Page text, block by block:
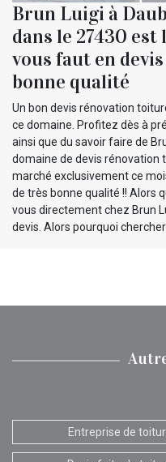
Brun Luigi à
dans le 27430
vous faut en
bonne qualité
Un bon devis rénovation
ce domaine. Profitez dès à
ainsi que du savoir faire de
domaine de devis rénovation
marché exclusivement ce
de très bonne qualité !! Alors
vous directement chez Brun
devis. Alors pourquoi
Entreprise de